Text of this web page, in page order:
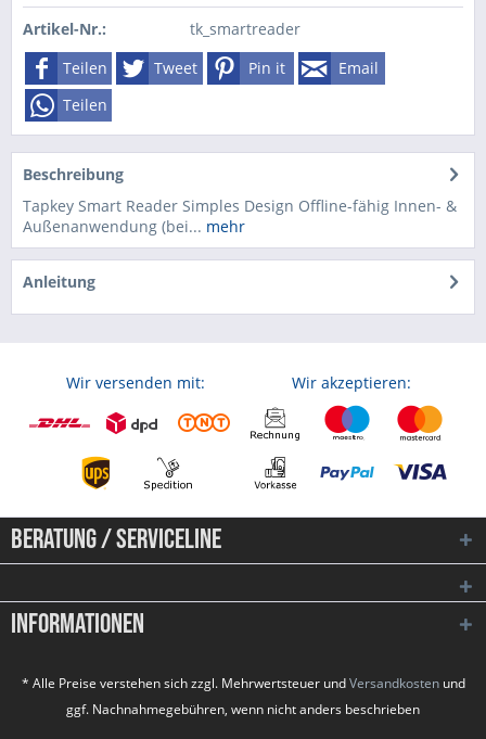
Artikel-Nr.:
tk_smartreader
Teilen
Tweet Pin it
Email
Teilen
Beschreibung
Tapkey Smart Reader Simples Design Offline-fähig Innen- &
Außenanwendung (bei... mehr
Anleitung
Wir versenden mit: Wir akzeptieren:
Beratung / Serviceline
Informationen
* Alle Preise verstehen sich zzgl. Mehrwertsteuer undVersandkostenund
ggf. Nachnahmegebühren, wenn nicht anders beschrieben